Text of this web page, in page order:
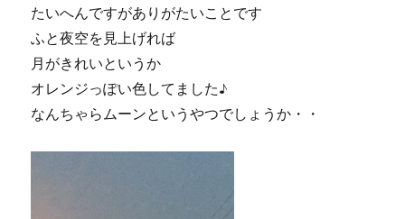
たいへんですがありがたいことです
ふと夜空を見上げれば
月がきれいというか
オレンジっぽい色してました♪
なんちゃらムーンというやつでしょうか・・